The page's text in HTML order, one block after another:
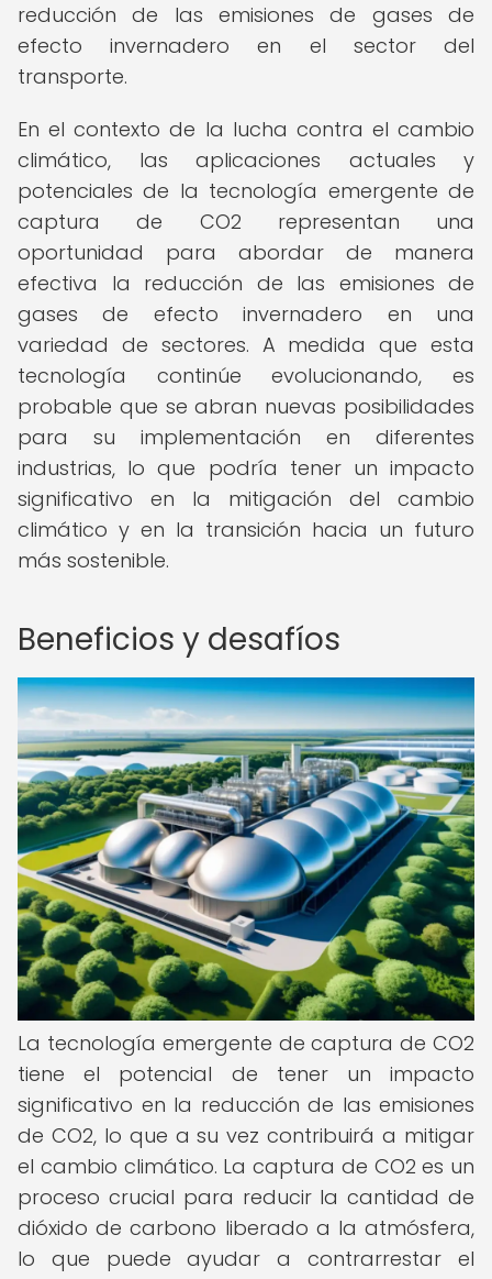
reducción de las emisiones de gases de
efecto invernadero en el sector del
transporte.
En el contexto de la lucha contra el cambio
climático, las aplicaciones actuales y
potenciales de la tecnología emergente de
captura de CO2 representan una
oportunidad para abordar de manera
efectiva la reducción de las emisiones de
gases de efecto invernadero en una
variedad de sectores. A medida que esta
tecnología continúe evolucionando, es
probable que se abran nuevas posibilidades
para su implementación en diferentes
industrias, lo que podría tener un impacto
significativo en la mitigación del cambio
climático y en la transición hacia un futuro
más sostenible.
Beneficios y desafíos
La tecnología emergente de captura de CO2
tiene el potencial de tener un impacto
significativo en la reducción de las emisiones
de CO2, lo que a su vez contribuirá a mitigar
el cambio climático. La captura de CO2 es un
proceso crucial para reducir la cantidad de
dióxido de carbono liberado a la atmósfera,
lo que puede ayudar a contrarrestar el